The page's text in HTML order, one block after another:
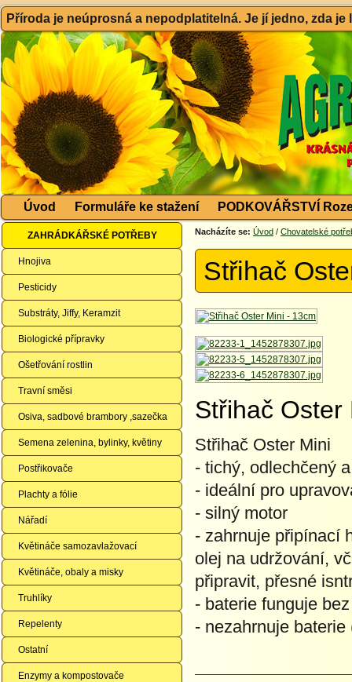
Příroda je neúprosná a nepodplatitelná. Je jí jedno, zda
Úvod Formuláře ke stažení PODKOVÁŘSTVÍ
ZAHRÁDKÁŘSKÉ POTŘEBY
Hnojiva
Pesticidy
Substráty, Jiffy, Keramzit
Biologické přípravky
Ošetřování rostlin
Travní směsi
Osiva, sadbové brambory ,sazečka
Semena zelenina, bylinky, květiny
Postřikovače
Plachty a fólie
Nářadí
Květináče samozavlažovací
Květináče, obaly a misky
Truhlíky
Repelenty
Ostatní
Enzymy a kompostovače
Nacházíte se: Úvod / Chovatelské
Střihač
Střihač Oster
Střihač Oster Mini
- tichý, odlechčený
- ideální pro
- silný motor
- zahrnuje připínací
olej na udržování,
připravit, přesné
- baterie funguje
- nezahrnuje